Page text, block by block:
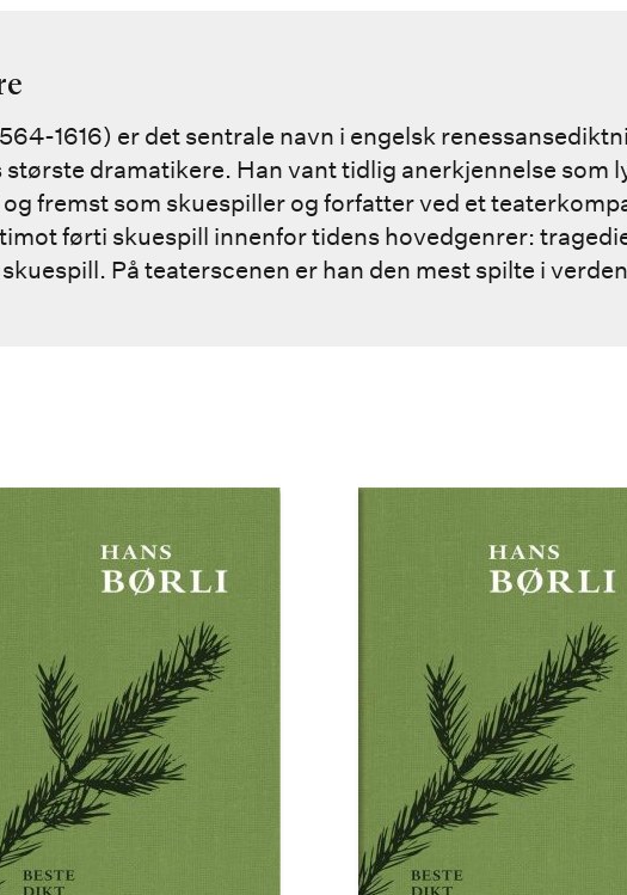
1616) er det sentrale navn i engelsk
dramatikere. Han vant tidlig anerkjennelse som
fremst som skuespiller og forfatter ved et
førti skuespill innenfor tidens hovedgenrer:
På teaterscenen er han den mest spilte i